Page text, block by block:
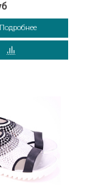
Подробнее